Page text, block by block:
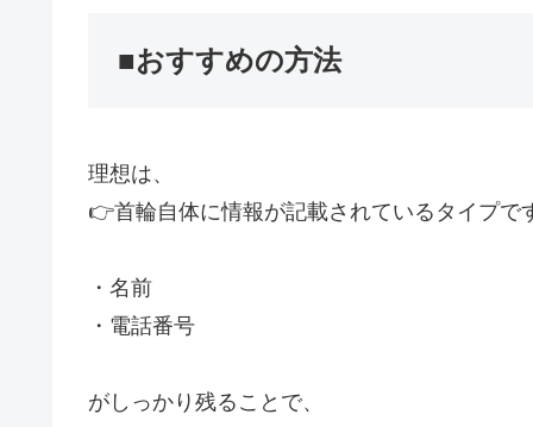
■おすすめの方法
理想は、
👉首輪自体に情報が記載されているタイプで
・名前
・電話番号
がしっかり残ることで、